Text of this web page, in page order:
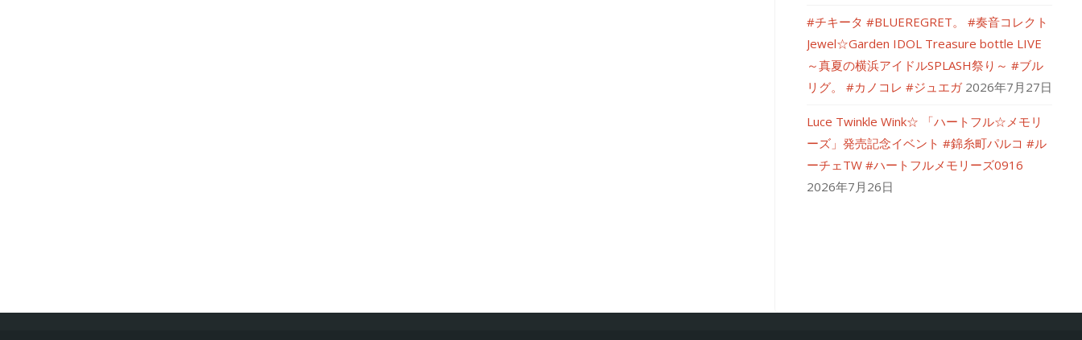
#チキータ #BLUEREGRET。 #奏音コレクト
Jewel☆Garden IDOL Treasure bottle LIVE
～真夏の横浜アイドルSPLASH祭り～ #ブル
リグ。 #カノコレ #ジュエガ 2026年7月27日
Luce Twinkle Wink☆ 「ハートフル☆メモリ
ーズ」発売記念イベント #錦糸町パルコ #ル
ーチェTW #ハートフルメモリーズ0916
2026年7月26日